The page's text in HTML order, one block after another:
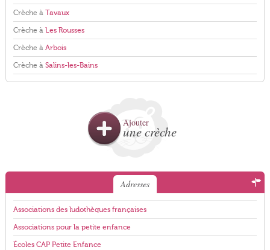
Crèche à Tavaux
Crèche à Les Rousses
Crèche à Arbois
Crèche à Salins-les-Bains
Ajouter
une crèche
Adresses
Associations des ludothèques françaises
Associations pour la petite enfance
Écoles CAP Petite Enfance